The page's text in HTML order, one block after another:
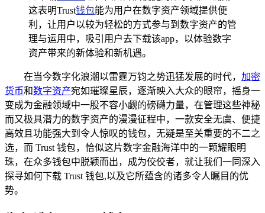
这表明Trust钱包能为用户在数字资产领域提供便
利，让用户以较为轻松的方式参与到数字资产的管
理与运用中，吸引用户去下载该app，以体验数字
资产带来的新体验和新机遇。
在当今数字化浪潮以雷霆万钧之势迅猛发展的时代， 加密
货币和数字资产宛如璀璨星辰，逐渐映入大众的眼帘，摇身一
变成为金融领域中一股不容小觑的磅礴力量，在管理这些神秘
而又极具潜力的数字资产的漫漫征程中，一款安全无虞、便捷
高效且功能强大到令人惊叹的钱包，无疑是至关重要的不二之
选，而 Trust 钱包，恰似这片数字金融海洋中的一颗耀眼明
珠，在众多钱包中脱颖而出，成为佼佼者，就让我们一同深入
探寻如何下载 Trust 钱包,以及它所蕴含的诸多令人瞩目的优
势。